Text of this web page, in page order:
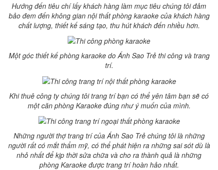
Hướng đến tiêu chí lấy khách hàng làm mục tiêu chúng tôi đảm
bảo đem đến không gian nội thất phòng karaoke của khách hàng
chất lượng, thiết kế sáng tạo, thu hút khách đến nhiều hơn.
Một góc thiết kế phòng karaoke do Ánh Sao Trẻ thi công và trang
trí.
Khi thuê công ty chúng tôi trang trí bạn có thể yên tâm bạn sẽ có
một căn phòng Karaoke đúng như ý muốn của mình.
Những người thợ trang trí của Ánh Sao Trẻ chúng tôi là những
người rất có mắt thẩm mỹ, có thể phát hiện ra những sai sót dù là
nhỏ nhất để kịp thời sửa chữa và cho ra thành quả là những
phòng Karaoke được trang trí hoàn hảo nhất.